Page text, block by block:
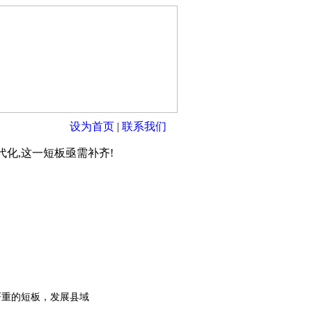
设为首页 | 联系我们
化,这一短板亟需补齐!
的短板，发展县域